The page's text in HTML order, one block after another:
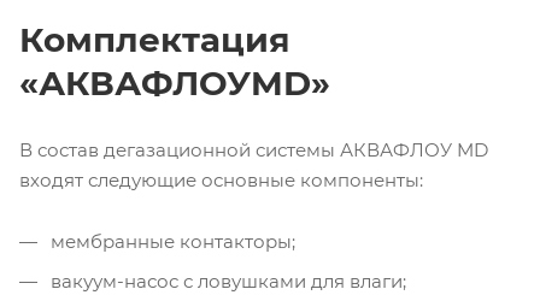
Комплектация
«АКВАФЛОУMD»
В состав дегазационной системы АКВАФЛОУ MD
входят следующие основные компоненты:
мембранные контакторы;
вакуум-насос с ловушками для влаги;